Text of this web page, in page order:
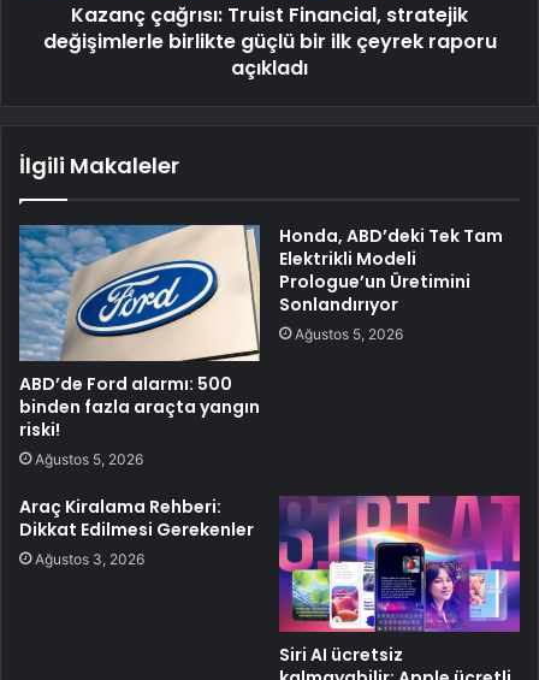
Kazanç çağrısı: Truist Financial, stratejik
değişimlerle birlikte güçlü bir ilk çeyrek raporu
açıkladı
İlgili Makaleler
ABD’de Ford alarmı: 500
binden fazla araçta yangın
riski!
Ağustos 5, 2026
Honda, ABD’deki Tek Tam
Elektrikli Modeli
Prologue’un Üretimini
Sonlandırıyor
Ağustos 5, 2026
Araç Kiralama Rehberi:
Dikkat Edilmesi Gerekenler
Ağustos 3, 2026
Siri AI ücretsiz